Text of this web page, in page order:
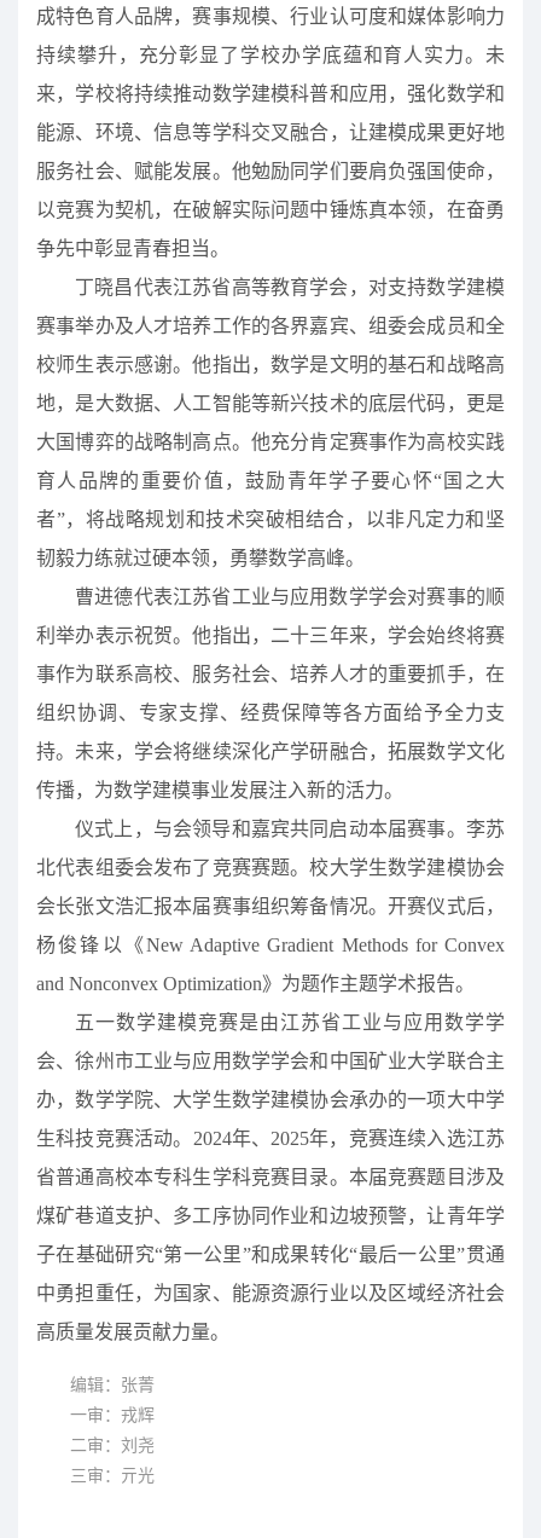
成特色育人品牌，赛事规模、行业认可度和媒体影响力
持续攀升，充分彰显了学校办学底蕴和育人实力。未
来，学校将持续推动数学建模科普和应用，强化数学和
能源、环境、信息等学科交叉融合，让建模成果更好地
服务社会、赋能发展。他勉励同学们要肩负强国使命，
以竞赛为契机，在破解实际问题中锤炼真本领，在奋勇
争先中彰显青春担当。
丁晓昌代表江苏省高等教育学会，对支持数学建模
赛事举办及人才培养工作的各界嘉宾、组委会成员和全
校师生表示感谢。他指出，数学是文明的基石和战略高
地，是大数据、人工智能等新兴技术的底层代码，更是
大国博弈的战略制高点。他充分肯定赛事作为高校实践
育人品牌的重要价值，鼓励青年学子要心怀“国之大
者”，将战略规划和技术突破相结合，以非凡定力和坚
韧毅力练就过硬本领，勇攀数学高峰。
曹进德代表江苏省工业与应用数学学会对赛事的顺
利举办表示祝贺。他指出，二十三年来，学会始终将赛
事作为联系高校、服务社会、培养人才的重要抓手，在
组织协调、专家支撑、经费保障等各方面给予全力支
持。未来，学会将继续深化产学研融合，拓展数学文化
传播，为数学建模事业发展注入新的活力。
仪式上，与会领导和嘉宾共同启动本届赛事。李苏
北代表组委会发布了竞赛赛题。校大学生数学建模协会
会长张文浩汇报本届赛事组织筹备情况。开赛仪式后，
杨俊锋以《New Adaptive Gradient Methods for Convex
and Nonconvex Optimization》为题作主题学术报告。
五一数学建模竞赛是由江苏省工业与应用数学学
会、徐州市工业与应用数学学会和中国矿业大学联合主
办，数学学院、大学生数学建模协会承办的一项大中学
生科技竞赛活动。2024年、2025年，竞赛连续入选江苏
省普通高校本专科生学科竞赛目录。本届竞赛题目涉及
煤矿巷道支护、多工序协同作业和边坡预警，让青年学
子在基础研究“第一公里”和成果转化“最后一公里”贯通
中勇担重任，为国家、能源资源行业以及区域经济社会
高质量发展贡献力量。
编辑：张菁
一审：戎辉
二审：刘尧
三审：亓光